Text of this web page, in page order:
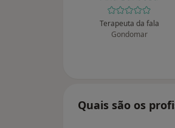
Terapeuta da fala
Gondomar
Quais são os